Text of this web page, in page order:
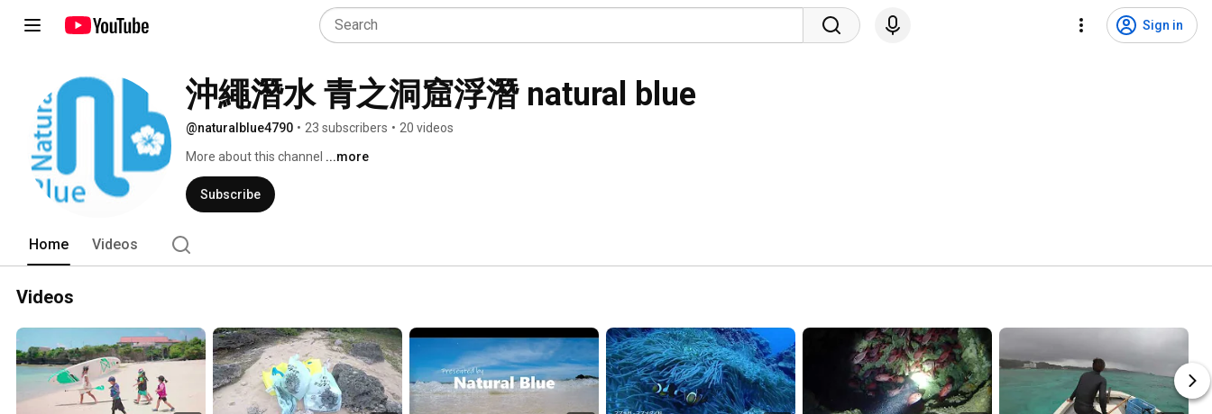
Sign in
沖繩潛水 青之洞窟浮潛 natural blue
@naturalblue4790 • 23 subscribers • 20 videos
More about this channel ...more
Subscribe
Home Videos
Videos